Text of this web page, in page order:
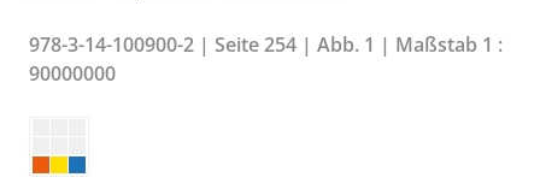
978-3-14-100900-2 | Seite 254 | Abb. 1 | Maßstab 1 :
90000000